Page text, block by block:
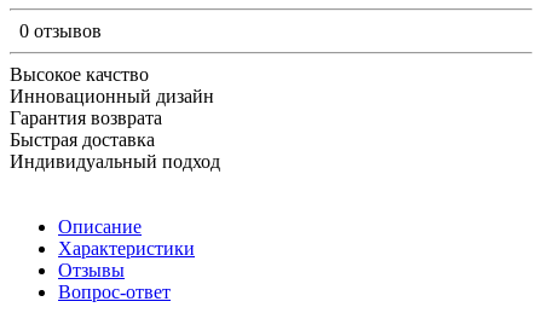
0 отзывов
Высокое качство
Инновационный дизайн
Гарантия возврата
Быстрая доставка
Индивидуальный подход
Описание
Характеристики
Отзывы
Вопрос-ответ